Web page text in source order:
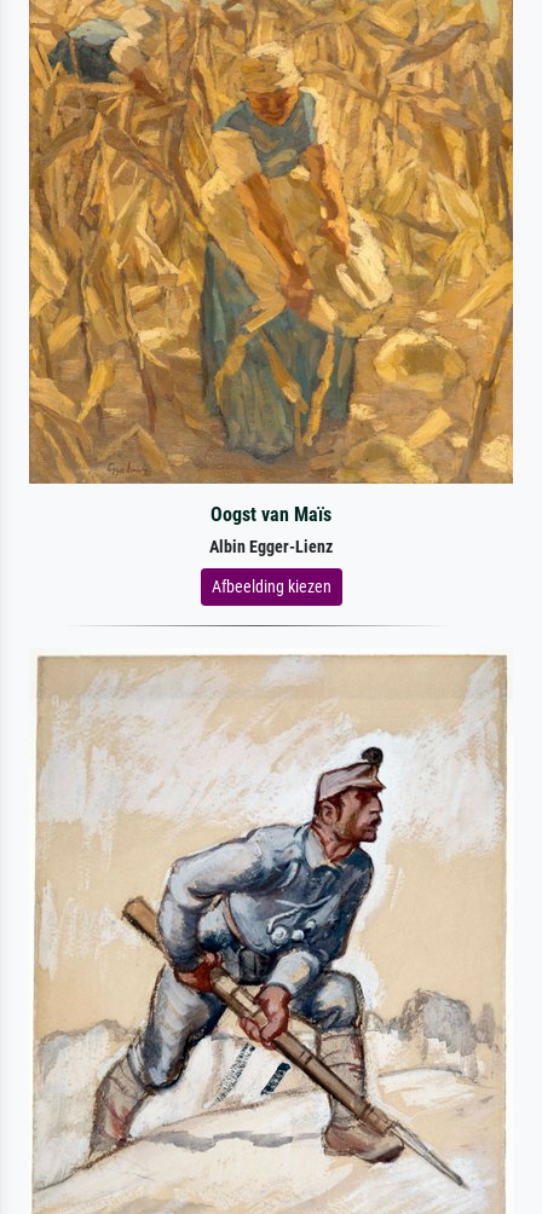
Oogst van Maïs
Albin Egger-Lienz
Afbeelding kiezen